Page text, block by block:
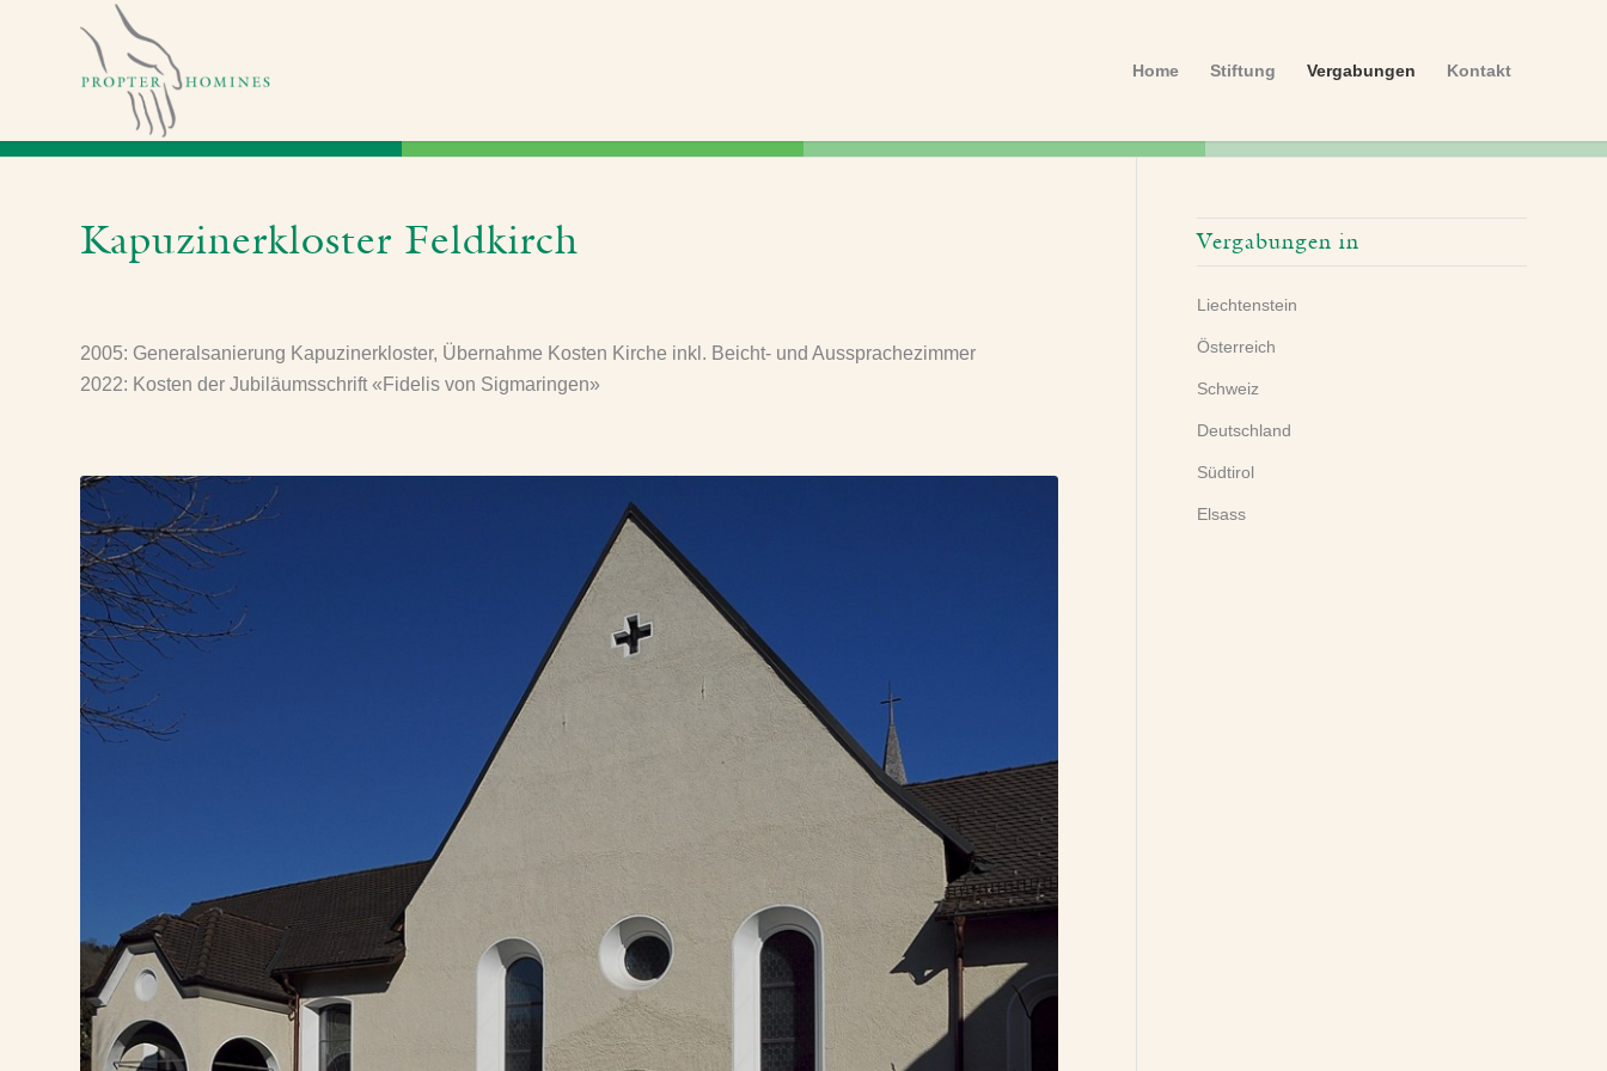
Home Stiftung Vergabungen Kontakt
Kapuzinerkloster Feldkirch
2005: Generalsanierung Kapuzinerkloster, Übernahme Kosten Kirche inkl. Beicht- und Aussprachezimmer
2022: Kosten der Jubiläumsschrift «Fidelis von Sigmaringen»
Vergabungen in
Liechtenstein
Österreich
Schweiz
Deutschland
Südtirol
Elsass